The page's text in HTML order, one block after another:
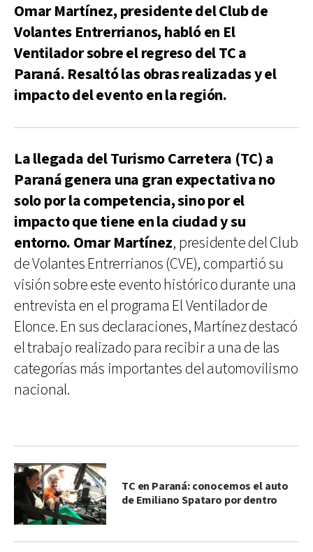
Omar Martínez, presidente del Club de
Volantes Entrerrianos, habló en El
Ventilador sobre el regreso del TC a
Paraná. Resaltó las obras realizadas y el
impacto del evento en la región.
La llegada del Turismo Carretera (TC) a
Paraná genera una gran expectativa no
solo por la competencia, sino por el
impacto que tiene en la ciudad y su
entorno. Omar Martínez, presidente del Club
de Volantes Entrerrianos (CVE), compartió su
visión sobre este evento histórico durante una
entrevista en el programa El Ventilador de
Elonce. En sus declaraciones, Martínez destacó
el trabajo realizado para recibir a una de las
categorías más importantes del automovilismo
nacional.
TC en Paraná: conocemos el auto
de Emiliano Spataro por dentro